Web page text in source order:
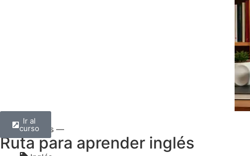
Ir al
curso
— Todos —
Ruta para aprender inglés